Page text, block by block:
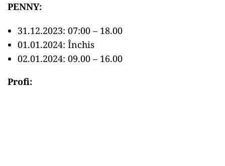
PENNY:
31.12.2023: 07:00 – 18.00
01.01.2024: Închis
02.01.2024: 09.00 – 16.00
Profi: